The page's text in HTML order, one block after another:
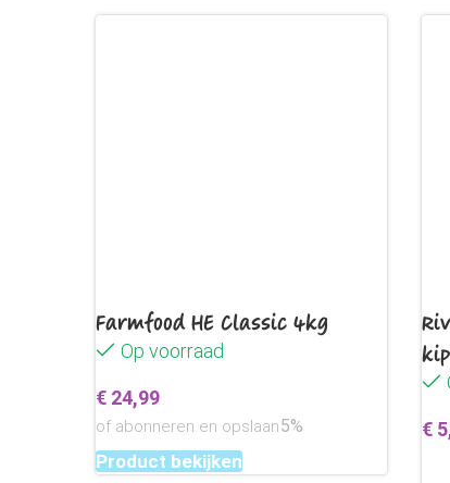
Farmfood HE Classic 4kg
Op voorraad
€ 24,99
of abonneren en opslaan5%
Product bekijken
€